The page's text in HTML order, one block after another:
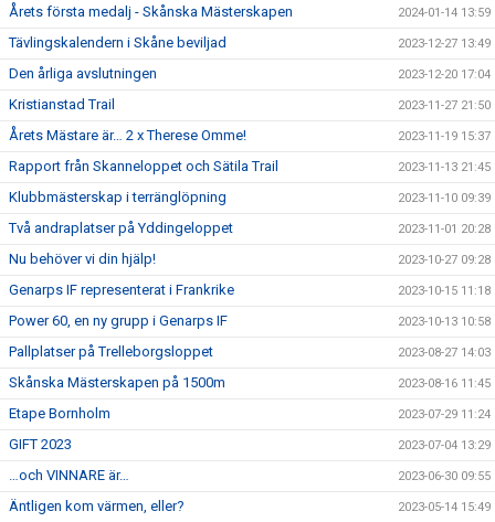
Årets första medalj - Skånska Mästerskapen 2024-01-14 13:59
Tävlingskalendern i Skåne beviljad 2023-12-27 13:49
Den årliga avslutningen 2023-12-20 17:04
Kristianstad Trail 2023-11-27 21:50
Årets Mästare är… 2 x Therese Omme! 2023-11-19 15:37
Rapport från Skanneloppet och Sätila Trail 2023-11-13 21:45
Klubbmästerskap i terränglöpning 2023-11-10 09:39
Två andraplatser på Yddingeloppet 2023-11-01 20:28
Nu behöver vi din hjälp! 2023-10-27 09:28
Genarps IF representerat i Frankrike 2023-10-15 11:18
Power 60, en ny grupp i Genarps IF 2023-10-13 10:58
Pallplatser på Trelleborgsloppet 2023-08-27 14:03
Skånska Mästerskapen på 1500m 2023-08-16 11:45
Etape Bornholm 2023-07-29 11:24
GIFT 2023 2023-07-04 13:29
…och VINNARE är… 2023-06-30 09:55
Äntligen kom värmen, eller? 2023-05-14 15:49